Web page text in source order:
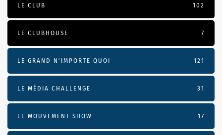
LE CLUB 102
LE CLUBHOUSE 7
LE GRAND N’IMPORTE QUOI 121
LE MÉDIA CHALLENGE 31
LE MOUVEMENT SHOW 17